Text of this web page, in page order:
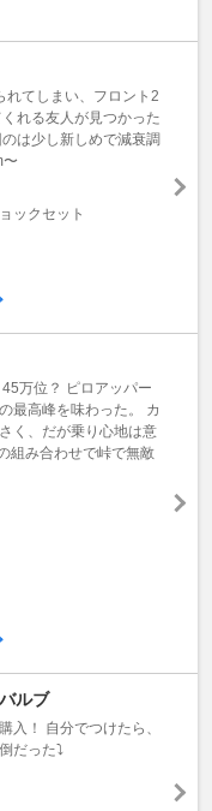
れてしまい、フロント2
れる友人が見つかった
は少し新しめで減衰調
ックセット
万位？ ピロアッパー
最高峰を味わった。 カ
く、だが乗り心地は意
組み合わせで峠で無敵
ルブ
入！ 自分でつけたら、
だった⤵︎